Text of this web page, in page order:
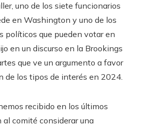
uno de los siete funcionarios
en Washington y uno de los
políticos que pueden votar en
en un discurso en la Brookings
que ve un argumento a favor
de los tipos de interés en 2024.
recibido en los últimos
al comité considerar una